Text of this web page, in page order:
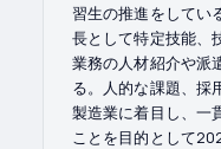
習生の推進をしてい
長として特定技能、
業務の人材紹介や派
る。人的な課題、採
製造業に着目し、一
ことを目的として